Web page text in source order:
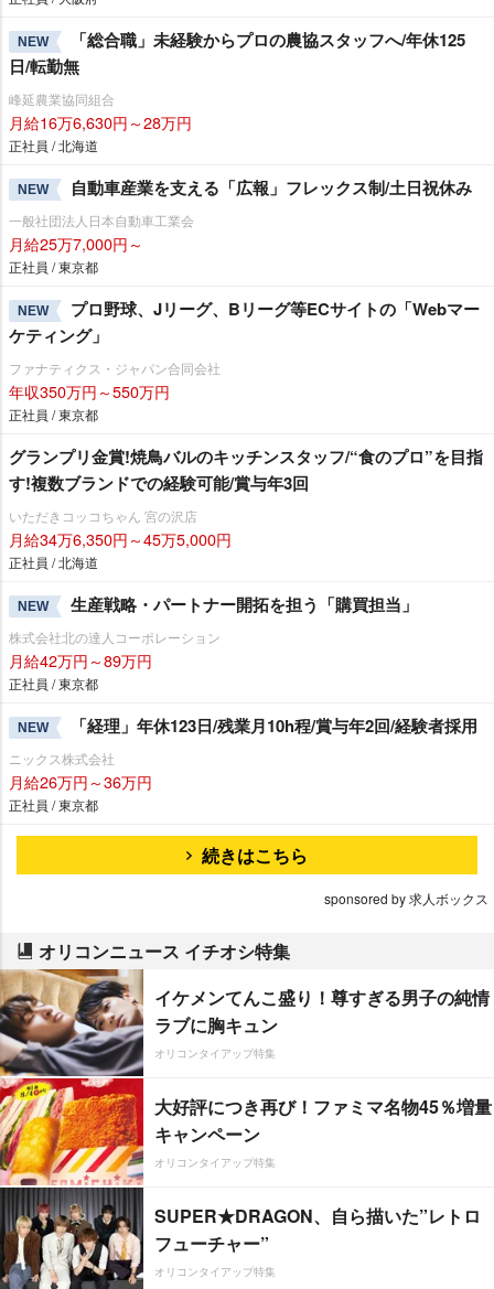
NEW
「総合職」未経験からプロの農協スタッフへ/年休125
日/転勤無
峰延農業協同組合
月給16万6,630円～28万円
正社員 / 北海道
NEW 自動車産業を支える「広報」フレックス制/土日祝休み
一般社団法人日本自動車工業会
月給25万7,000円～
正社員 / 東京都
NEW
プロ野球、Jリーグ、Bリーグ等ECサイトの「Webマー
ケティング」
ファナティクス・ジャパン合同会社
年収350万円～550万円
正社員 / 東京都
グランプリ金賞!焼鳥バルのキッチンスタッフ/“食のプロ”を目指
す!複数ブランドでの経験可能/賞与年3回
いただきコッコちゃん 宮の沢店
月給34万6,350円～45万5,000円
正社員 / 北海道
NEW 生産戦略・パートナー開拓を担う「購買担当」
株式会社北の達人コーポレーション
月給42万円～89万円
正社員 / 東京都
NEW 「経理」年休123日/残業月10h程/賞与年2回/経験者採用
ニックス株式会社
月給26万円～36万円
正社員 / 東京都
続きはこちら
sponsored by 求人ボックス
オリコンニュース イチオシ特集
イケメンてんこ盛り！尊すぎる男子の純情
ラブに胸キュン
オリコンタイアップ特集
大好評につき再び！ファミマ名物45％増量
キャンペーン
オリコンタイアップ特集
SUPER★DRAGON、自ら描いた”レトロ
フューチャー”
オリコンタイアップ特集